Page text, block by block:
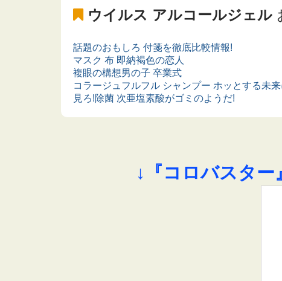
ウイルス アルコールジェル
話題のおもしろ 付箋を徹底比較情報!
マスク 布 即納褐色の恋人
複眼の構想男の子 卒業式
コラージュフルフル シャンプー ホッとする未
見ろ!除菌 次亜塩素酸がゴミのようだ!
↓『コロバスタ